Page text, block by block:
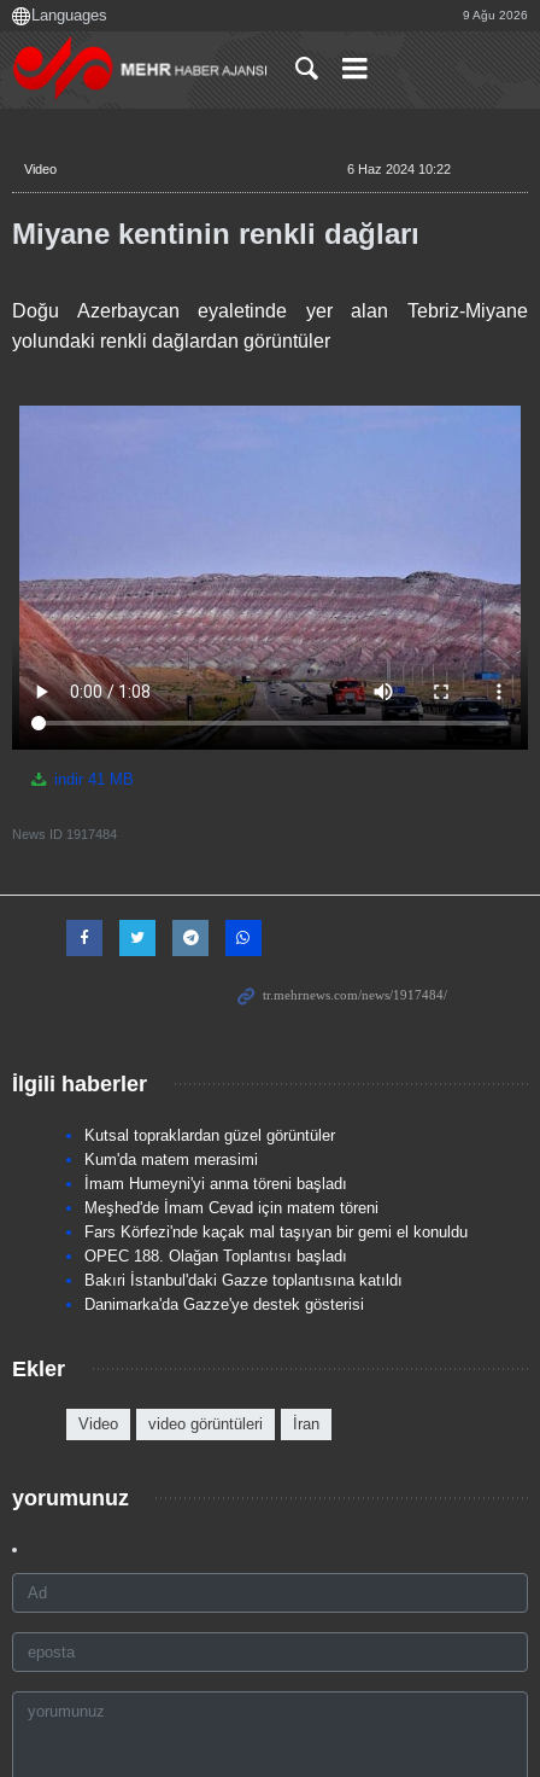
9 Ağu 2026
Video 6 Haz 2024 10:22
Miyane kentinin renkli dağları
Doğu Azerbaycan eyaletinde yer alan Tebriz-Miyane
yolundaki renkli dağlardan görüntüler
indir 41 MB
News ID 1917484
İlgili haberler
Kutsal topraklardan güzel görüntüler
Kum'da matem merasimi
İmam Humeyni'yi anma töreni başladı
Meşhed'de İmam Cevad için matem töreni
Fars Körfezi'nde kaçak mal taşıyan bir gemi el konuldu
OPEC 188. Olağan Toplantısı başladı
Bakıri İstanbul'daki Gazze toplantısına katıldı
Danimarka'da Gazze'ye destek gösterisi
Ekler
Video video görüntüleri İran
yorumunuz